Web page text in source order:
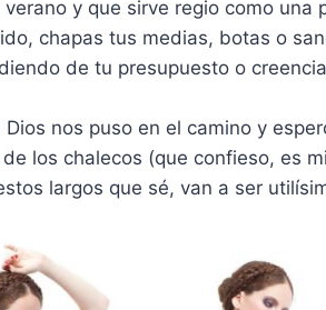
y que sirve regio como una
chapas tus medias, botas o
de tu presupuesto o
nos puso en el camino y
los chalecos (que confieso, es
largos que sé, van a ser